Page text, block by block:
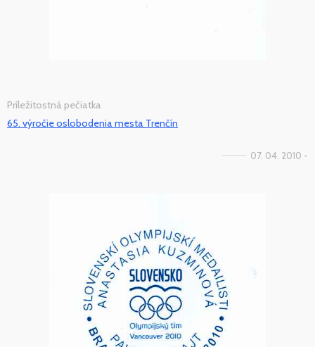
Príležitostná pečiatka
65. výročie oslobodenia mesta Trenčín
07. 04. 2010 -